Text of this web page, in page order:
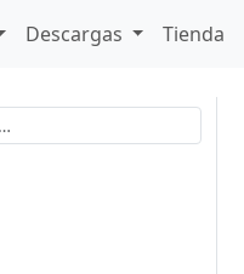
Descargas Tienda